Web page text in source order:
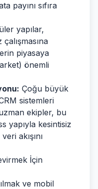
payını sıfıra
yapılar,
piyasaya
önemli
Çoğu büyük
sistemleri
ekipler, bu
yapıyla kesintisiz
akışını
İçin
ve mobil